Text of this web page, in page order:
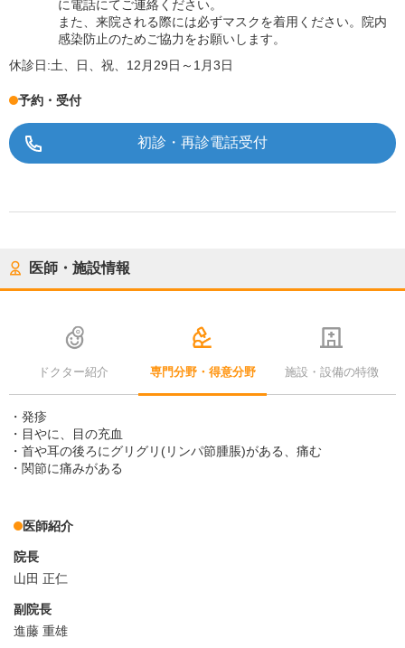
に電話にてご連絡ください。
また、来院される際には必ずマスクを着用ください。院内
感染防止のためご協力をお願いします。
休診日:土、日、祝、12月29日～1月3日
予約・受付
初診・再診電話受付
医師・施設情報
ドクター紹介 専門分野・得意分野 施設・設備の特徴
・発疹
・目やに、目の充血
・首や耳の後ろにグリグリ(リンパ節腫脹)がある、痛む
・関節に痛みがある
医師紹介
院長
山田 正仁
副院長
進藤 重雄